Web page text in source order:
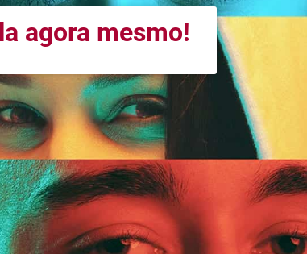
agora mesmo!